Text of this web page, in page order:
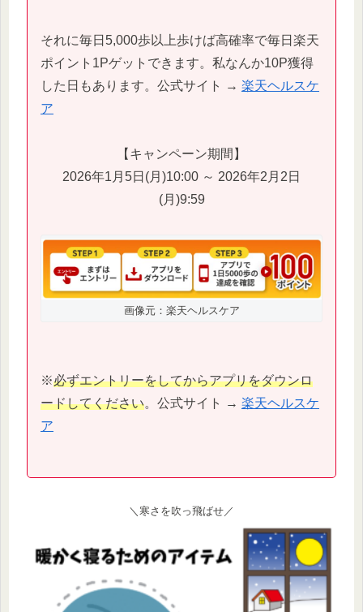
それに毎日5,000歩以上歩けば高確率で毎日楽天
ポイント1Pゲットできます。私なんか10P獲得
した日もあります。公式サイト → 楽天ヘルスケ
ア
【キャンペーン期間】
2026年1月5日(月)10:00 ～ 2026年2月2日
(月)9:59
画像元：楽天ヘルスケア
※必ずエントリーをしてからアプリをダウンロ
ードしてください。公式サイト → 楽天ヘルスケ
ア
＼寒さを吹っ飛ばせ／